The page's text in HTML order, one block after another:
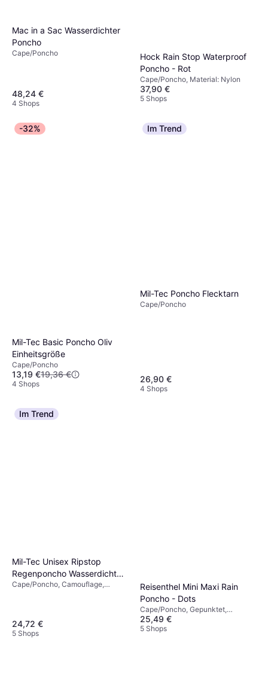
Mac in a Sac Wasserdichter
Poncho
Cape/Poncho
48,24 €
4 Shops
Hock Rain Stop Waterproof
Poncho - Rot
Cape/Poncho, Material: Nylon
37,90 €
5 Shops
-32%
Mil-Tec Basic Poncho Oliv
Einheitsgröße
Cape/Poncho
13,19 €19,36 €
4 Shops
Im Trend
Mil-Tec Poncho Flecktarn
Cape/Poncho
26,90 €
4 Shops
Im Trend
Mil-Tec Unisex Ripstop
Regenponcho Wasserdicht
Extra Lang - Olive
Cape/Poncho, Camouflage,
Verstellbare Träger, Einstellbar,
Wasserdicht, Atmungsaktiv,
24,72 €
5 Shops
Reisenthel Mini Maxi Rain
Poncho - Dots
Cape/Poncho, Gepunktet,
Material: Polyester,
Wasserabweisend, Kapuze,
25,49 €
5 Shops